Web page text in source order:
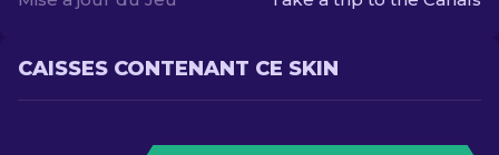
CAISSES CONTENANT CE SKIN